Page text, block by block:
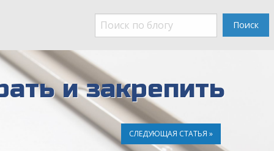
Поиск
и закрепить
СЛЕДУЮЩАЯ СТАТЬЯ »